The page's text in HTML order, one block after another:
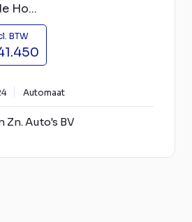
Ho...
BTW
Automaat
Zn. Auto's BV